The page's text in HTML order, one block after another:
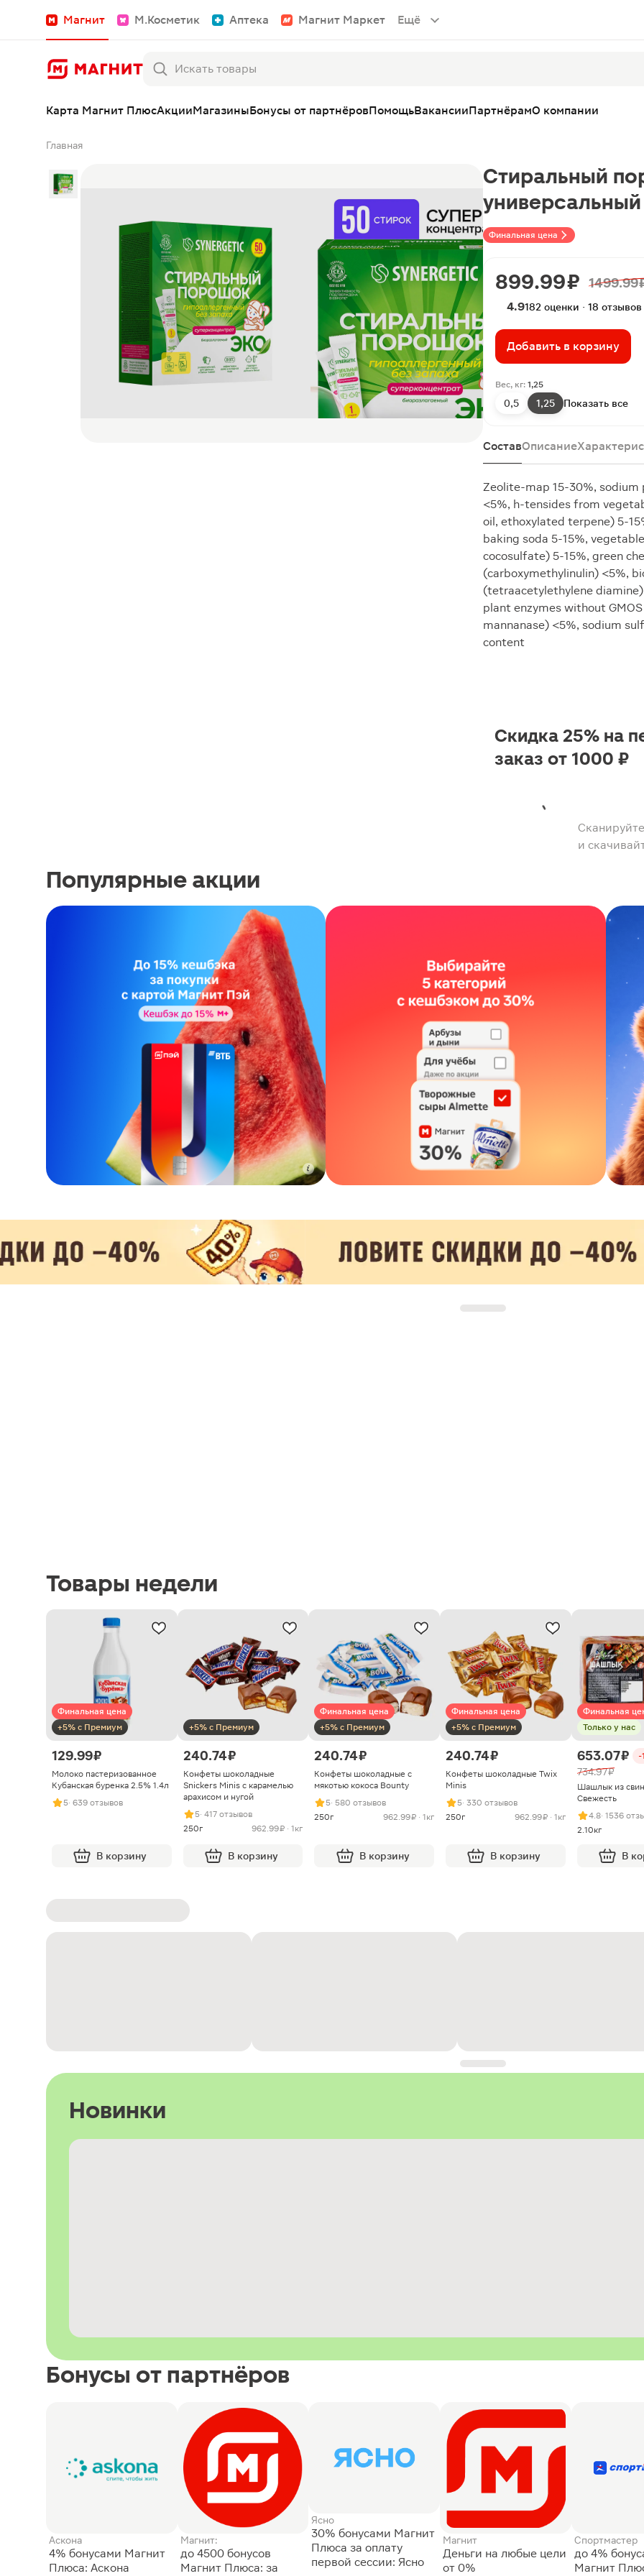
Магнит М.Косметик Аптека Магнит Маркет Ещё
Карта Магнит ПлюсАкцииМагазиныБонусы от партнёровПомощьВакансииПартнёрамО компании
Главная
Финальная цена
Стиральный
899.99 ₽ 1499.99
4.9182 оценки · 18 отзывов
Добавить в корзину
Вес, кг: 1,25
0,5 1,25 Показать все
СоставОписание
Zeolite-map 15-30%,
<5%, h-tensides from
oil, ethoxylated terpene) 5-
baking soda 5-15%,
cocosulfate) 5-15%, green
(carboxymethylinulin) <5%,
(tetraacetylethylene
plant enzymes without
mannanase) <5%, sodium
content
и
Скидка 25% на
заказ от 1000 ₽
Популярные акции
Товары недели
Финальная цена
+5% с Премиум
129.99 ₽
Молоко пастеризованное
Кубанская буренка 2.5% 1.4л
5· 639 отзывов
В корзину
+5% с Премиум
240.74 ₽
Конфеты шоколадные
Snickers Minis с карамелью
арахисом и нугой
5· 417 отзывов
250г
962.99 ₽ · 1кг
В корзину
Финальная цена
+5% с Премиум
240.74 ₽
Конфеты шоколадные с
мякотью кокоса Bounty
5· 580 отзывов
250г
962.99 ₽ · 1кг
В корзину
Финальная цена
+5% с Премиум
240.74 ₽
Конфеты шоколадные Twix
Minis
5· 330 отзывов
250г
962.99 ₽ · 1кг
В корзину
Финальная
Только у нас
653.07 ₽ -
734.97 ₽
Шашлык из
Свежесть
4.8· 1536
2.10кг
В
Новинки
Бонусы от партнёров
Аскона
4% бонусами Магнит
Плюса: Аскона
Магнит:
до 4500 бонусов
Магнит Плюса: за
Ясно
30% бонусами Магнит
Плюса за оплату
первой сессии: Ясно
Магнит
Деньги на любые цели
от 0%
Спортмастер
до 4%
Магнит